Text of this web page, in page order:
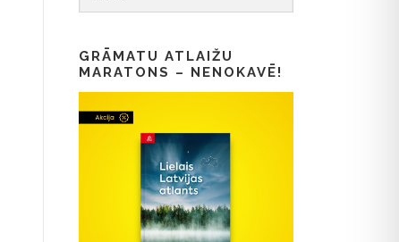
GRĀMATU ATLAIŽU
MARATONS – NENOKAVĒ!